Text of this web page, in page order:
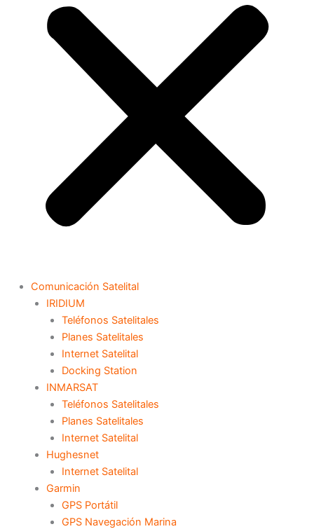
Comunicación Satelital
IRIDIUM
Teléfonos Satelitales
Planes Satelitales
Internet Satelital
Docking Station
INMARSAT
Teléfonos Satelitales
Planes Satelitales
Internet Satelital
Hughesnet
Internet Satelital
Garmin
GPS Portátil
GPS Navegación Marina